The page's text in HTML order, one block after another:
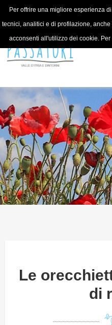
Per offrire una migliore esperienza
tecnici, analitici e di profilazione,
acconsenti all'utilizzo dei cookie.
Le
di